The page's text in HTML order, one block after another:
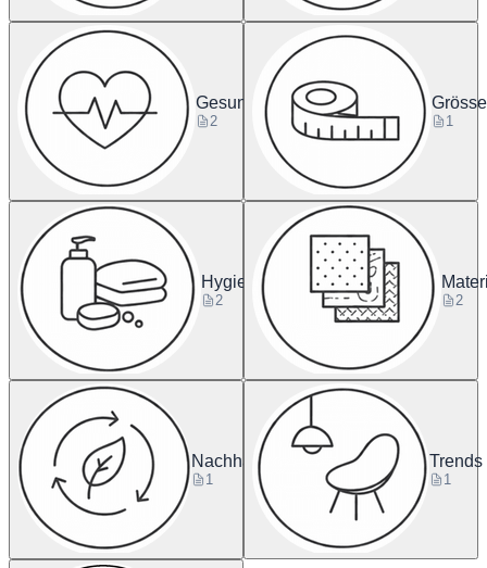
Gesundheit
2 1
Hygiene
2 2
Nachhaltigkeit
1
Trends
1